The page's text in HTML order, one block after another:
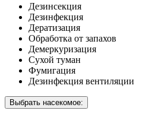
Дезинсекция
Дезинфекция
Дератизация
Обработка от запахов
Демеркуризация
Сухой туман
Фумигация
Дезинфекция вентиляции
Выбрать насекомое: